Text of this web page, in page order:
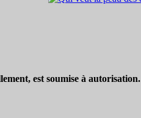
est soumise à autorisation.